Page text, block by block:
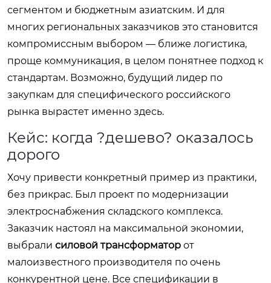
сегментом и бюджетным азиатским. И для
многих региональных заказчиков это становится
компромиссным выбором — ближе логистика,
проще коммуникация, в целом понятнее подход к
стандартам. Возможно, будущий лидер по
закупкам для специфического российского
рынка вырастет именно здесь.
Кейс: когда ?дешево? оказалось
дорого
Хочу привести конкретный пример из практики,
без прикрас. Был проект по модернизации
электроснабжения складского комплекса.
Заказчик настоял на максимальной экономии,
выбрали силовой трансформатор от
малоизвестного производителя по очень
конкурентной цене. Все спецификации в